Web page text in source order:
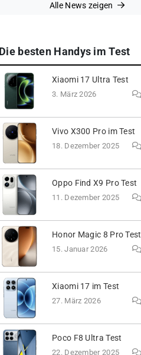
Alle News zeigen
Die besten Handys im Test
Xiaomi 17 Ultra Test
3. März 2026
Vivo X300 Pro im Test
18. Dezember 2025
Oppo Find X9 Pro Test
11. Dezember 2025
Honor Magic 8 Pro Test
15. Januar 2026
Xiaomi 17 im Test
27. März 2026
Poco F8 Ultra Test
22. Dezember 2025